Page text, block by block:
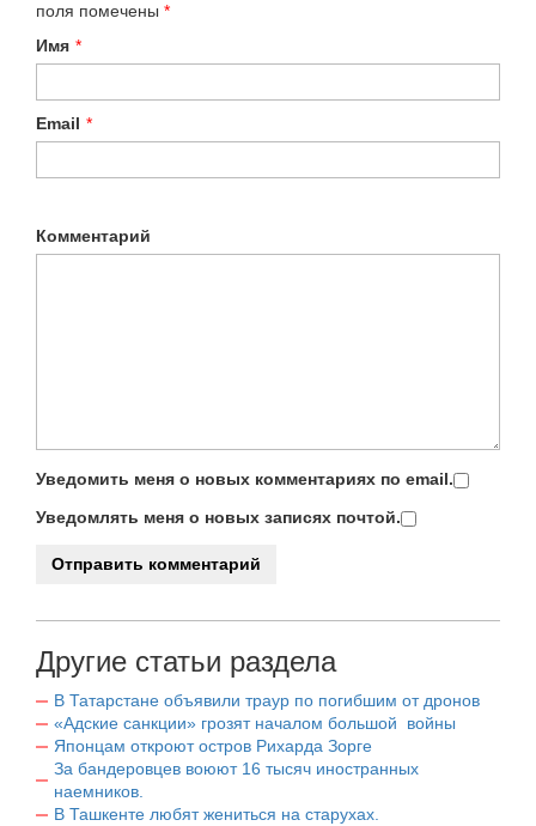
поля помечены *
Имя *
Email *
Комментарий
Уведомить меня о новых комментариях по email.
Уведомлять меня о новых записях почтой.
Другие статьи раздела
В Татарстане объявили траур по погибшим от дронов
«Адские санкции» грозят началом большой войны
Японцам откроют остров Рихарда Зорге
За бандеровцев воюют 16 тысяч иностранных
наемников.
В Ташкенте любят жениться на старухах.